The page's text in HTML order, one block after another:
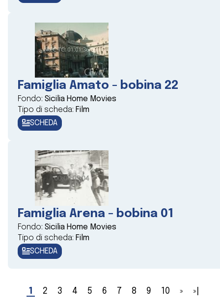
Famiglia Amato - bobina 22
Fondo: Sicilia Home Movies
Tipo di scheda: Film
SCHEDA
Famiglia Arena - bobina 01
Fondo: Sicilia Home Movies
Tipo di scheda: Film
SCHEDA
1 2 3 4 5 6 7 8 9 10 » »|